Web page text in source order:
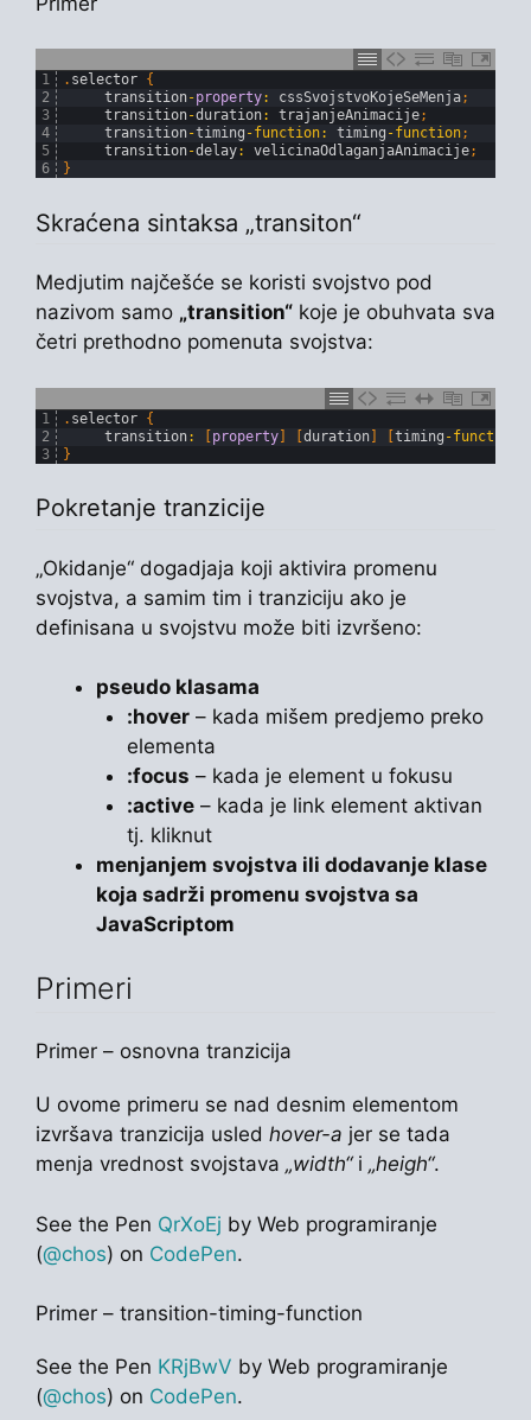
1
2
3
4
5
6
. selector {
transition-property: cssSvojstvoKojeSeMenja;
transition-duration: trajanjeAnimacije;
transition-timing -function: timing -function;
transition-delay: velicinaOdlaganjaAnimacije;
}
Skraćena sintaksa „transiton“
Medjutim najčešće se koristi svojstvo pod
nazivom samo „transition“ koje je obuhvata sva
četri prethodno pomenuta svojstva:
1
2
3
. selector {
transition: [property] [duration] [timing -function
}
Pokretanje tranzicije
„Okidanje“ dogadjaja koji aktivira promenu
svojstva, a samim tim i tranziciju ako je
definisana u svojstvu može biti izvršeno:
pseudo klasama
:hover– kada mišem predjemo preko
elementa
:focus – kada je element u fokusu
:active– kada je link element aktivan
tj. kliknut
menjanjem svojstva ili dodavanje klase
koja sadrži promenu svojstva sa
JavaScriptom
Primeri
Primer – osnovna tranzicija
U ovome primeru se nad desnim elementom
izvršava tranzicija usled hover-a jer se tada
menja vrednost svojstava „width“i „heigh“.
See the Pen QrXoEj by Web programiranje
(@chos) on CodePen.
Primer – transition-timing-function
See the Pen KRjBwV by Web programiranje
(@chos) on CodePen.